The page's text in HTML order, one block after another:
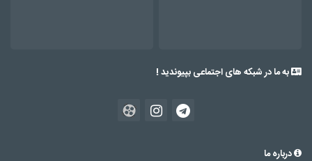
به ما در شبکه های اجتماعی بپیوندید !
درباره ما